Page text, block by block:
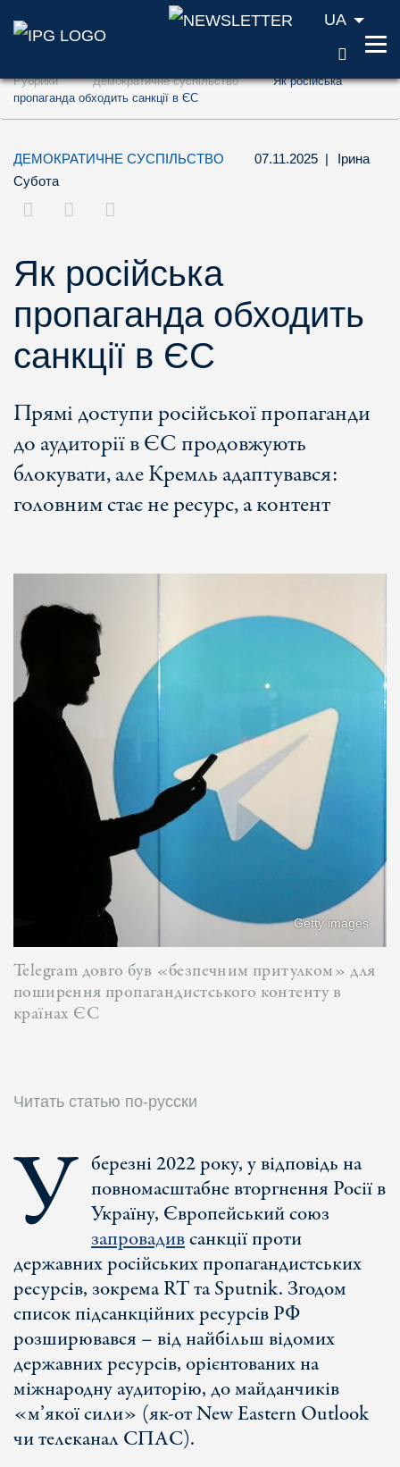
Перейти до змісту (ключ доступу '1')
Перейти до пошуку (ключ доступу '2')
UA
Рубрики Демократичне суспільство
Як російська
пропаганда обходить санкції в ЄС
ДЕМОКРАТИЧНЕ СУСПІЛЬСТВО 07.11.2025 |
Ірина
Субота
Як російська
пропаганда обходить
санкції в ЄС
Прямі доступи російської пропаганди
до аудиторії в ЄС продовжують
блокувати, але Кремль адаптувався:
головним стає не ресурс, а контент
Getty images
Telegram довго був «безпечним притулком» для
поширення пропагандистського контенту в
країнах ЄС
Читать статью по-русски
У березні 2022 року, у відповідь на
повномасштабне вторгнення Росії в
Україну, Європейський союз
запровадивсанкції проти
державних російських пропагандистських
ресурсів, зокрема RT та Sputnik. Згодом
список підсанкційних ресурсів РФ
розширювався – від найбільш відомих
державних ресурсів, орієнтованих на
міжнародну аудиторію, до майданчиків
«м’якої сили» (як-от New Eastern Outlook
чи телеканал СПАС).